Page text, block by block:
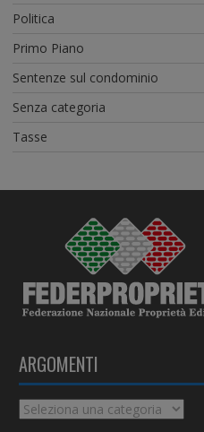
Politica
Primo Piano
Sentenze sul condominio
Senza categoria
Tasse
ARGOMENTI
A